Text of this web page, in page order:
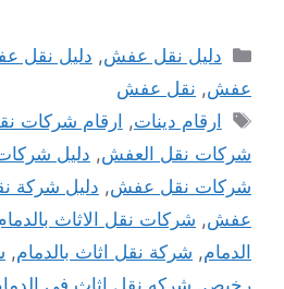
التصنيفات
دليل نقل عفش, دليل نقل
عفش, نقل عفش
الوسوم
ارقام دينات, ارقام شركات
شركات نقل العفش, دليل
شركات نقل عفش, دليل شركة
عفش, شركات نقل الاثاث
الدمام, شركة نقل اثاث بالدمام,
رخيص, شركه نقل اثاث في